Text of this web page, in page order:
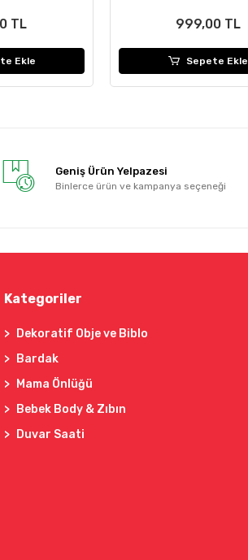
TL
Ekle
999,00 TL
Sepete Ekle
Geniş Ürün Yelpazesi
Binlerce ürün ve kampanya seçeneği
Kategoriler
Dekoratif Obje ve Biblo
Bardak
Mama Önlüğü
Bebek Body & Zıbın
Duvar Saati